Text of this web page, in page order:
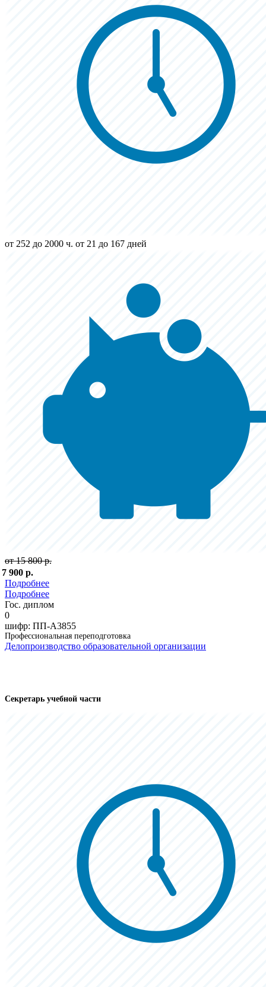
от 252 до 2000 ч. от 21 до 167 дней
от 15 800 р.
7 900 р.
Подробнее
Подробнее
Гос. диплом
0
шифр: ПП-А3855
Профессиональная переподготовка
Делопроизводство образовательной организации
Секретарь учебной части